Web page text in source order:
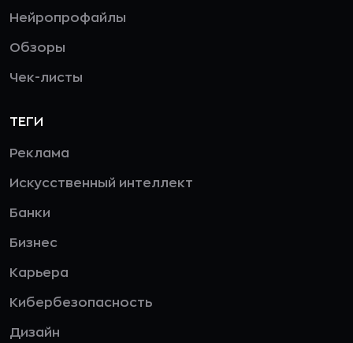
Нейропрофайлы
Обзоры
Чек-листы
ТЕГИ
Реклама
Искусственный интеллект
Банки
Бизнес
Карьера
Кибербезопасность
Дизайн